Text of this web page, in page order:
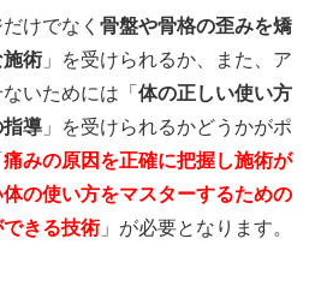
けでなく 骨盤や骨格の歪みを矯
術」を受けられるか、また、ア
いためには「 体の正しい使い方
導」を受けられるかどうかがポ
痛みの原因を正確に把握し施術が
体の使い方をマスターするための
きる技術」が必要となります。